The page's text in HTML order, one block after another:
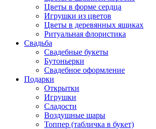
Цветы в форме сердца
Игрушки из цветов
Цветы в деревянных ящиках
Ритуальная флористика
Свадьба
Свадебные букеты
Бутоньерки
Свадебное оформление
Подарки
Открытки
Игрушки
Сладости
Воздушные шары
Топпер (табличка в букет)